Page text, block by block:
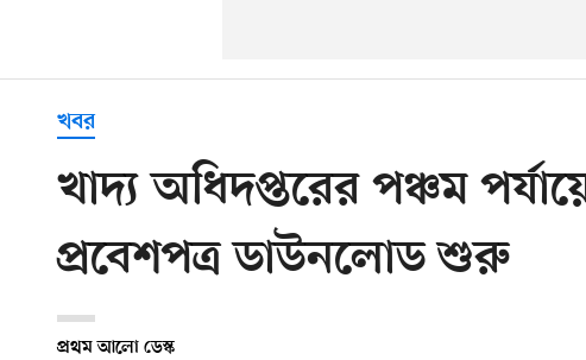
খবর
খাদ্য অধিদপ্তরের পঞ্চম
প্রবেশপত্র ডাউনলোড শুরু
প্রথম আলো ডেস্ক